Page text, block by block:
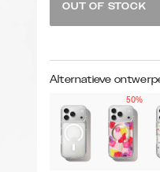
OUT OF STOCK
Alternatieve
50%